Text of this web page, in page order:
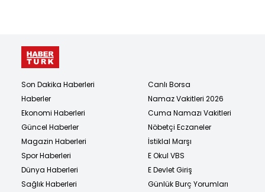
Son Dakika Haberleri
Haberler
Ekonomi Haberleri
Güncel Haberler
Magazin Haberleri
Spor Haberleri
Dünya Haberleri
Sağlık Haberleri
Canlı Borsa
Namaz Vakitleri 2026
Cuma Namazı Vakitleri
Nöbetçi Eczaneler
İstiklal Marşı
E Okul VBS
E Devlet Giriş
Günlük Burç Yorumları